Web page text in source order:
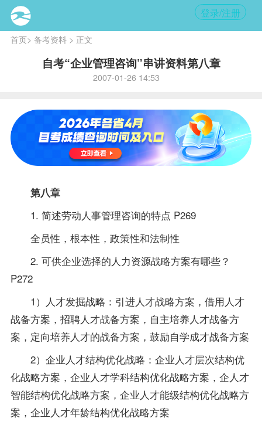
登录/注册
首页> 备考资料> 正文
自考“企业管理咨询”串讲资料第八章
2007-01-26 14:53
第八章
1. 简述劳动人事管理咨询的特点 P269
全员性，根本性， 政策性和法制性
2. 可供企业选择的人力资源战略方案有哪些？
P272
1）人才发掘战略：引进人才战略方案，借用人才
战备方案，招聘人才战备方案，自主培养人才战备方
案，定向培养人才的战备方案，鼓励自学成才战备方案
2）企业人才结构优化战略：企业人才层次结构优
化战略方案，企业人才学科结构优化战略方案，企人才
智能结构优化战略方案，企业人才能级结构优化战略方
案，企业人才年龄结构优化战略方案